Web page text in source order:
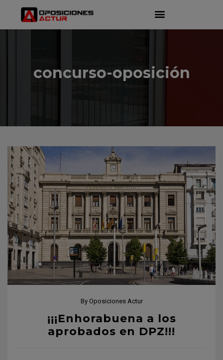
concurso-oposición
By Oposiciones Actur
¡¡¡Enhorabuena a los
aprobados en DPZ!!!